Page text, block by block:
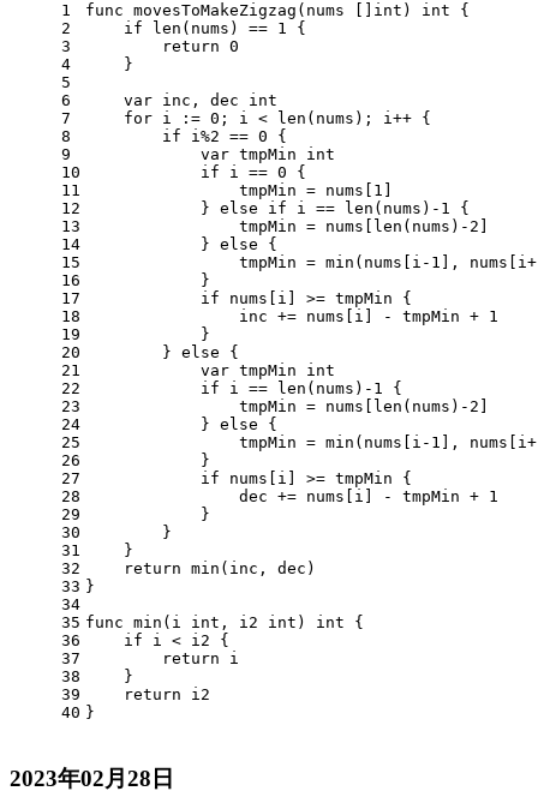
1
2
3
4
5
6
7
8
9
10
11
12
13
14
15
16
17
18
19
20
21
22
23
24
25
26
27
28
29
30
31
32
33
34
35
36
37
38
39
40
func movesToMakeZigzag (nums [] int ) int {
if
len (nums) == 1 {
return 0
    }
var inc, dec int
for i := 0 ; i < len (nums); i++ {
if i%2 == 0 {
var tmpMin int
if i == 0 {
                tmpMin = nums[
1
            }
else if i == len (nums) -1 {
                tmpMin = nums[
len (nums) -2
            }
else {
                tmpMin = min(nums[i
-1 ], nums[i+
            }
if nums[i] >= tmpMin {
                inc += nums[i] - tmpMin +
1
            }
        }
else {
var tmpMin int
if i == len (nums) -1 {
                tmpMin = nums[
len (nums) -2
            }
else {
                tmpMin = min(nums[i
-1 ], nums[i+
            }
if nums[i] >= tmpMin {
                dec += nums[i] - tmpMin +
1
            }
        }
    }
return min(inc, dec)
}
func min (i int , i2 int ) int {
if i < i2 {
return i
    }
return i2
}
2023年02月28日